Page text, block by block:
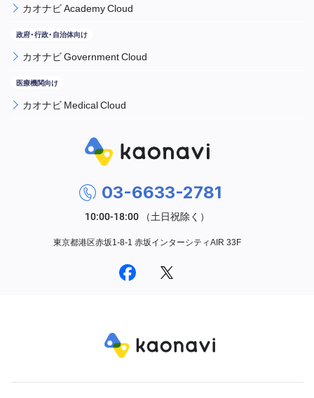
カオナビ Academy Cloud
カオナビ Government Cloud
カオナビ Medical Cloud
03-6633-2781
東京都港区赤坂1-8-1 赤坂インターシティAIR 33F